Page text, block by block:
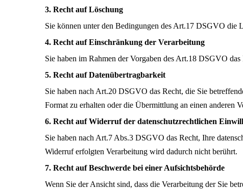
3. Recht auf Löschung
Sie können unter den Bedingungen des Art.17 DSGVO die
4. Recht auf Einschränkung der Verarbeitung
Sie haben im Rahmen der Vorgaben des Art.18 DSGVO
5. Recht auf Datenübertragbarkeit
Sie haben nach Art.20 DSGVO das Recht, die Sie
Format zu erhalten oder die Übermittlung an einen anderen
6. Recht auf Widerruf der datenschutzrechtlichen
Sie haben nach Art.7 Abs.3 DSGVO das Recht, Ihre
Widerruf erfolgten Verarbeitung wird dadurch nicht berührt.
7. Recht auf Beschwerde bei einer Aufsichtsbehörde
Wenn Sie der Ansicht sind, dass die Verarbeitung der Sie